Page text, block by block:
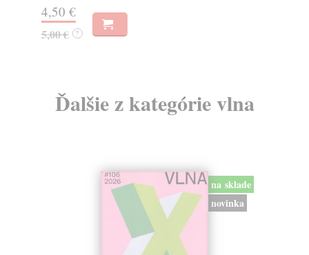
4,50 €
5,00 € ?
Ďalšie z kategórie vlna
na sklade
novinka